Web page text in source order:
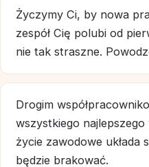
Życzymy Ci, by nowa
zespół Cię polubi od
nie tak straszne.
Drogim
wszystkiego
życie zawodowe układa
będzie brakować.